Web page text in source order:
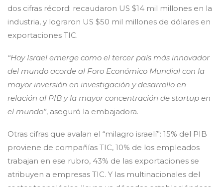
dos cifras récord: recaudaron US $14 mil millones en la
industria, y lograron US $50 mil millones de dólares en
exportaciones TIC.
“Hoy Israel emerge como el tercer país más innovador
del mundo acorde al Foro Económico Mundial con la
mayor inversión en investigación y desarrollo en
relación al PIB y la mayor concentración de startup en
el mundo”, aseguró la embajadora.
Otras cifras que avalan el “milagro israelí”: 15% del PIB
proviene de compañías TIC, 10% de los empleados
trabajan en ese rubro, 43% de las exportaciones se
atribuyen a empresas TIC. Y las multinacionales del